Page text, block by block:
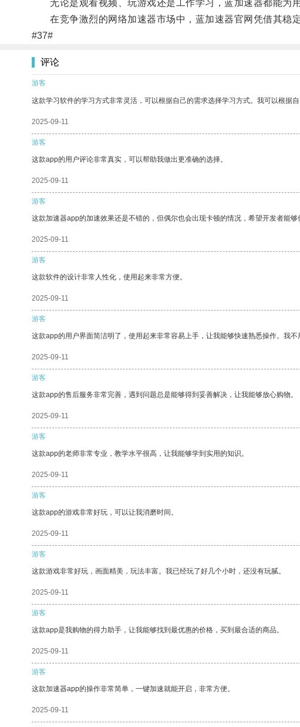
无论是观看视频、玩游戏还是工作学习，蓝加速器都能为用
在竞争激烈的网络加速器市场中，蓝加速器官网凭借其稳定
#37#
评论
游客
这款学习软件的学习方式非常灵活，可以根据自己的需求选择学习方式。我可以根据自
2025-09-11
游客
这款app的用户评论非常真实，可以帮助我做出更准确的选择。
2025-09-11
游客
这款加速器app的加速效果还是不错的，但偶尔也会出现卡顿的情况，希望开发者能够
2025-09-11
游客
这款软件的设计非常人性化，使用起来非常方便。
2025-09-11
游客
这款app的用户界面简洁明了，使用起来非常容易上手，让我能够快速熟悉操作。我不
2025-09-11
游客
这款app的售后服务非常完善，遇到问题总是能够得到妥善解决，让我能够放心购物。
2025-09-11
游客
这款app的老师非常专业，教学水平很高，让我能够学到实用的知识。
2025-09-11
游客
这款app的游戏非常好玩，可以让我消磨时间。
2025-09-11
游客
这款游戏非常好玩，画面精美，玩法丰富。我已经玩了好几个小时，还没有玩腻。
2025-09-11
游客
这款app是我购物的得力助手，让我能够找到最优惠的价格，买到最合适的商品。
2025-09-11
游客
这款加速器app的操作非常简单，一键加速就能开启，非常方便。
2025-09-11